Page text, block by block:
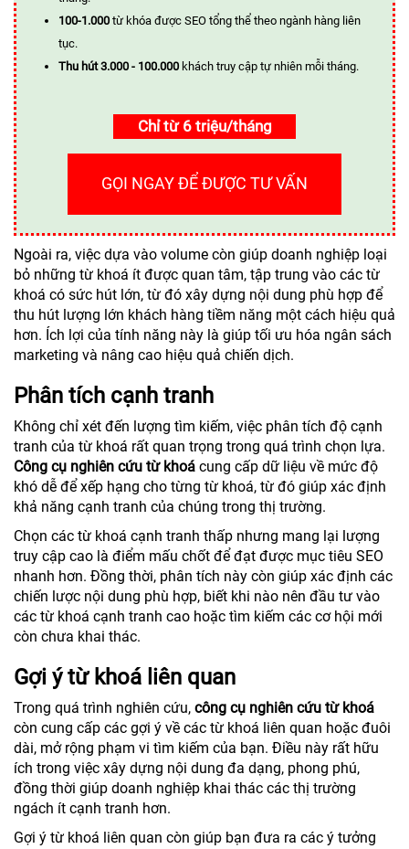
100-1.000 từ khóa được SEO tổng thể theo ngành hàng liên
tục.
Thu hút 3.000 - 100.000 khách truy cập tự nhiên mỗi tháng.
Chỉ từ 6 triệu/tháng
GỌI NGAY ĐỂ ĐƯỢC TƯ VẤN
Ngoài ra, việc dựa vào volume còn giúp doanh nghiệp loại
bỏ những từ khoá ít được quan tâm, tập trung vào các từ
khoá có sức hút lớn, từ đó xây dựng nội dung phù hợp để
thu hút lượng lớn khách hàng tiềm năng một cách hiệu quả
hơn. Ích lợi của tính năng này là giúp tối ưu hóa ngân sách
marketing và nâng cao hiệu quả chiến dịch.
Phân tích cạnh tranh
Không chỉ xét đến lượng tìm kiếm, việc phân tích độ cạnh
tranh của từ khoá rất quan trọng trong quá trình chọn lựa.
Công cụ nghiên cứu từ khoá cung cấp dữ liệu về mức độ
khó dễ để xếp hạng cho từng từ khoá, từ đó giúp xác định
khả năng cạnh tranh của chúng trong thị trường.
Chọn các từ khoá cạnh tranh thấp nhưng mang lại lượng
truy cập cao là điểm mấu chốt để đạt được mục tiêu SEO
nhanh hơn. Đồng thời, phân tích này còn giúp xác định các
chiến lược nội dung phù hợp, biết khi nào nên đầu tư vào
các từ khoá cạnh tranh cao hoặc tìm kiếm các cơ hội mới
còn chưa khai thác.
Gợi ý từ khoá liên quan
Trong quá trình nghiên cứu, công cụ nghiên cứu từ khoá
còn cung cấp các gợi ý về các từ khoá liên quan hoặc đuôi
dài, mở rộng phạm vi tìm kiếm của bạn. Điều này rất hữu
ích trong việc xây dựng nội dung đa dạng, phong phú,
đồng thời giúp doanh nghiệp khai thác các thị trường
ngách ít cạnh tranh hơn.
Gợi ý từ khoá liên quan còn giúp bạn đưa ra các ý tưởng